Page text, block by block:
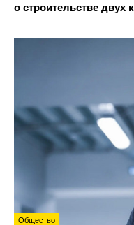
о строительстве двух
Общество